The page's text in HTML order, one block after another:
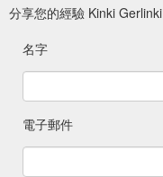
分享您的經驗 Kinki Gerlinki
名字
電子郵件